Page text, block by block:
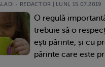
- REDACTOR | LUNI, 15.07.2019
O regulă
trebuie să o
ești părinte, și cu
părinte care este